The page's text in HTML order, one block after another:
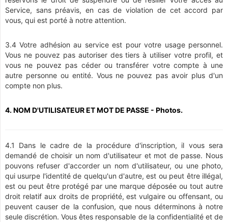
Service, sans préavis, en cas de violation de cet accord par
vous, qui est porté à notre attention.
3.4 Votre adhésion au service est pour votre usage personnel.
Vous ne pouvez pas autoriser des tiers à utiliser votre profil, et
vous ne pouvez pas céder ou transférer votre compte à une
autre personne ou entité. Vous ne pouvez pas avoir plus d'un
compte non plus.
4. NOM D'UTILISATEUR ET MOT DE PASSE - Photos.
4.1 Dans le cadre de la procédure d'inscription, il vous sera
demandé de choisir un nom d'utilisateur et mot de passe. Nous
pouvons refuser d'accorder un nom d'utilisateur, ou une photo,
qui usurpe l'identité de quelqu'un d'autre, est ou peut être illégal,
est ou peut être protégé par une marque déposée ou tout autre
droit relatif aux droits de propriété, est vulgaire ou offensant, ou
peuvent causer de la confusion, que nous déterminons à notre
seule discrétion. Vous êtes responsable de la confidentialité et de